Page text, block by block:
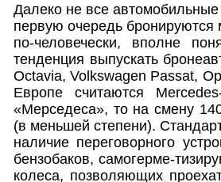
Далеко не все
первую очередь бронируются
по-человечески, вполне
тенденция выпускать
Octavia, Volkswagen Passat,
Европе считаются
«Мерседеса», то на смену
(в меньшей степени).
наличие переговорного
бензобаков, самогерме-
колеса, позволяющих